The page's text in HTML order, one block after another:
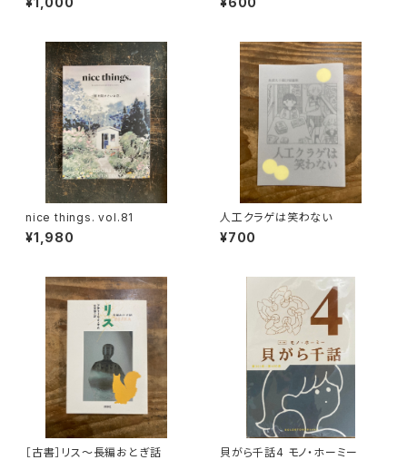
nice things. vol.81
¥1,980
人工クラゲは笑わない
¥700
［古書］リス〜長編おとぎ話 貝がら千話4 モノ・ホーミー